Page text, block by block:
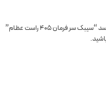
فرمان 405 راست عظام”